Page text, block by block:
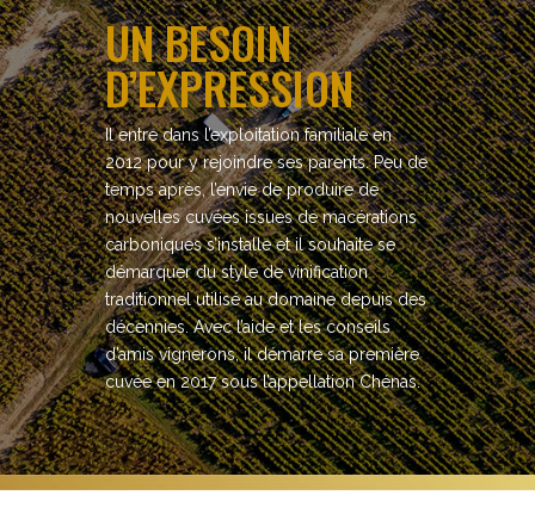
UN BESOIN
D’EXPRESSION
Il entre dans l’exploitation familiale en
2012 pour y rejoindre ses parents. Peu de
temps après, l’envie de produire de
nouvelles cuvées issues de macérations
carboniques s’installe et il souhaite se
démarquer du style de vinification
traditionnel utilisé au domaine depuis des
décennies. Avec l’aide et les conseils
d’amis vignerons, il démarre sa première
cuvée en 2017 sous l’appellation Chénas.